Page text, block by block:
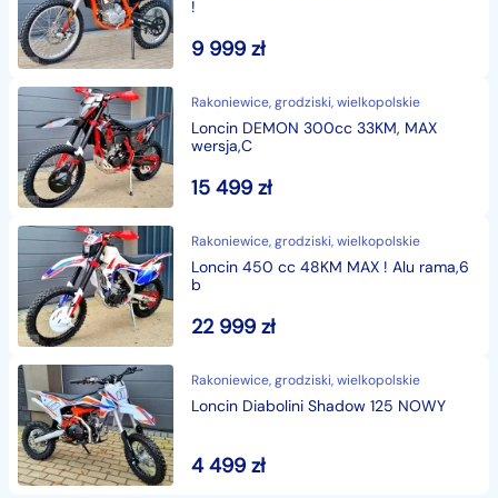
Najlepsza oferta ratalna :
- bez konieczności wpłaty własnej
- bez zaświadczeń o dochodach
!
- pierwsza rata nawet po 2 miesiącach od zakup
Kask z ochraniaczem szczęki pod kolor mini crossa dla
dzieci 4-10lat z szybą + pokrowiec - 140zł
!
9 999 zł
Rakoniewice, grodziski, wielkopolskie
Loncin DEMON 300cc 33KM, MAX
wersja,C
15 499 zł
Rakoniewice, grodziski, wielkopolskie
Loncin 450 cc 48KM MAX ! Alu rama,6
b
22 999 zł
Rakoniewice, grodziski, wielkopolskie
Loncin Diabolini Shadow 125 NOWY
4 499 zł